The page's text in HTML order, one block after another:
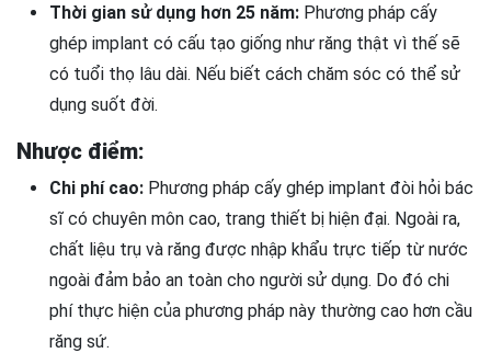
Thời gian sử dụng hơn 25 năm: Phương pháp cấy
ghép implant có cấu tạo giống như răng thật vì thế sẽ
có tuổi thọ lâu dài. Nếu biết cách chăm sóc có thể sử
dụng suốt đời.
Nhược điểm:
Chi phí cao: Phương pháp cấy ghép implant đòi hỏi bác
sĩ có chuyên môn cao, trang thiết bị hiện đại. Ngoài ra,
chất liệu trụ và răng được nhập khẩu trực tiếp từ nước
ngoài đảm bảo an toàn cho người sử dụng. Do đó chi
phí thực hiện của phương pháp này thường cao hơn cầu
răng sứ.